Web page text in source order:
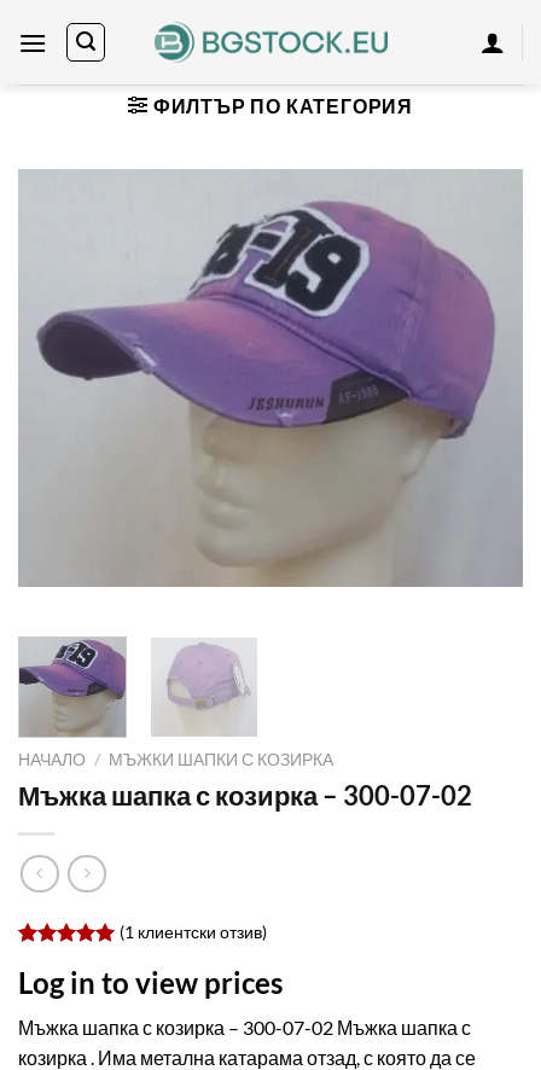
ФИЛТЪР ПО КАТЕГОРИЯ
НАЧАЛО / МЪЖКИ ШАПКИ С КОЗИРКА
Мъжка шапка с козирка – 300-07-02
5.00от 5,
базирано
на
потребителски
оценки
(1 клиентски отзив)
Log in to view prices
Мъжка шапка с козирка – 300-07-02 Мъжка шапка с
козирка . Има метална катарама отзад, с която да се